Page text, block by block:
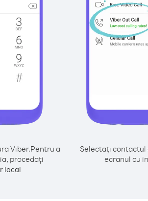
Viber.Pentru a
procedați
local
Selectați contactul
ecranul cu